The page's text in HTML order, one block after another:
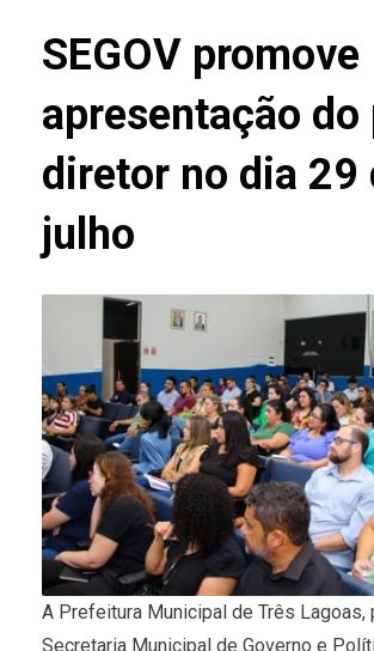
SEGOV promove
apresentação do
diretor no dia 29
julho
A Prefeitura Municipal de Três Lagoas,
Secretaria Municipal de Governo e